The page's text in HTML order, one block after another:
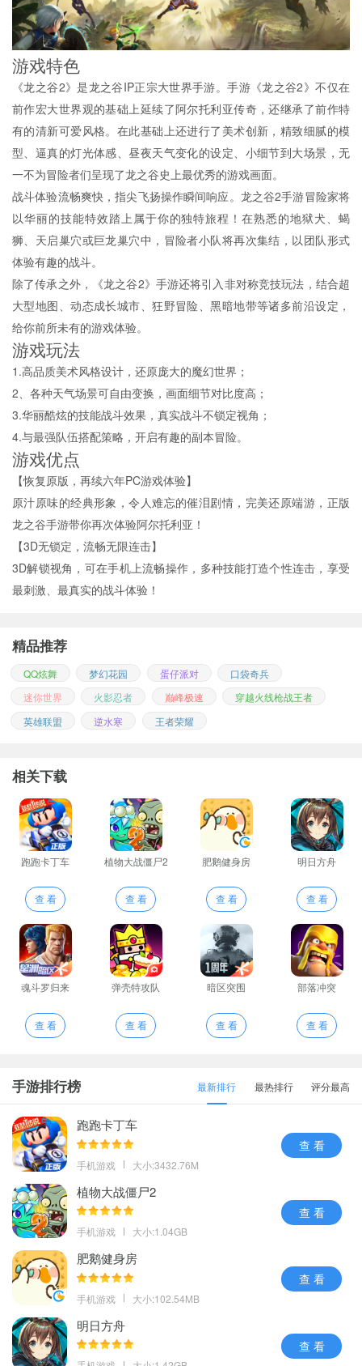
游戏特色
《龙之谷2》是龙之谷IP正宗大世界手游。手游《龙之谷2》不仅在
前作宏大世界观的基础上延续了阿尔托利亚传奇，还继承了前作特
有的清新可爱风格。在此基础上还进行了美术创新，精致细腻的模
型、逼真的灯光体感、昼夜天气变化的设定、小细节到大场景，无
一不为冒险者们呈现了龙之谷史上最优秀的游戏画面。
战斗体验流畅爽快，指尖飞扬操作瞬间响应。龙之谷2手游冒险家将
以华丽的技能特效踏上属于你的独特旅程！在熟悉的地狱犬、蝎
狮、天启巢穴或巨龙巢穴中，冒险者小队将再次集结，以团队形式
体验有趣的战斗。
除了传承之外，《龙之谷2》手游还将引入非对称竞技玩法，结合超
大型地图、动态成长城市、狂野冒险、黑暗地带等诸多前沿设定，
给你前所未有的游戏体验。
游戏玩法
1.高品质美术风格设计，还原庞大的魔幻世界；
2、各种天气场景可自由变换，画面细节对比度高；
3.华丽酷炫的技能战斗效果，真实战斗不锁定视角；
4.与最强队伍搭配策略，开启有趣的副本冒险。
游戏优点
【恢复原版，再续六年PC游戏体验】
原汁原味的经典形象，令人难忘的催泪剧情，完美还原端游，正版
龙之谷手游带你再次体验阿尔托利亚！
【3D无锁定，流畅无限连击】
3D解锁视角，可在手机上流畅操作，多种技能打造个性连击，享受
最刺激、最真实的战斗体验！
精品推荐
QQ炫舞 梦幻花园 蛋仔派对
口袋奇兵
迷你世界
火影忍者 巅峰极速
穿越火线枪战王者
英雄联盟
逆水寒 王者荣耀
相关下载
跑跑卡丁车
查 看
植物大战僵尸2
查 看
肥鹅健身房
查 看
明日方舟
查 看
魂斗罗归来
查 看
弹壳特攻队
查 看
暗区突围
查 看
部落冲突
查 看
手游排行榜 最新排行 最热排行 评分最高
跑跑卡丁车
手机游戏 大小:3432.76M
查 看
植物大战僵尸2
手机游戏 大小:1.04GB
查 看
肥鹅健身房
手机游戏 大小:102.54MB
查 看
明日方舟
查 看